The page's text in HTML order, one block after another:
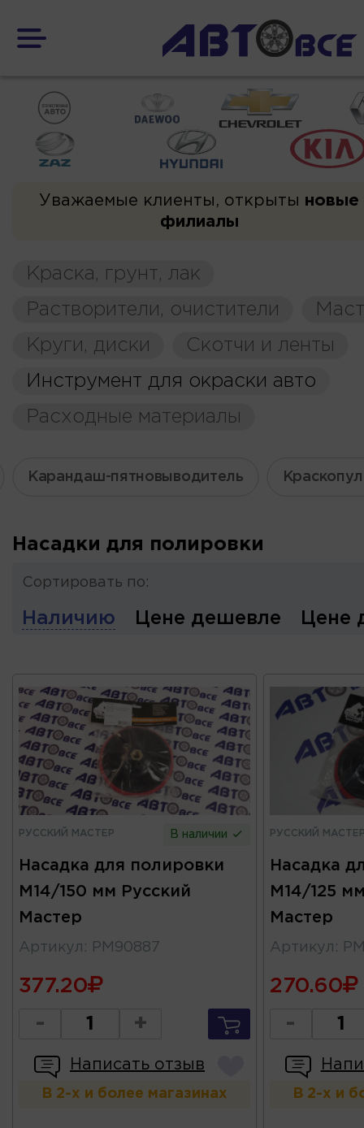
Уважаемые клиенты, открыты новые
филиалы
Краска, грунт, лак
Растворители, очистители
Круги, диски
Скотчи и ленты
Инструмент для окраски авто
Расходные материалы
Карандаш-пятновыводитель
Насадки для полировки
Сортировать по:
Наличию Цене дешевле Цене
РУССКИЙ МАСТЕР В наличии
Насадка для полировки
М14/150 мм Русский
Мастер
Артикул : РМ90887
377.20
- +
Написать отзыв
В 2-х и более магазинах
РУССКИЙ
Насадка
М14/125
Мастер
Артикул :
270.60
-
В 2-х и